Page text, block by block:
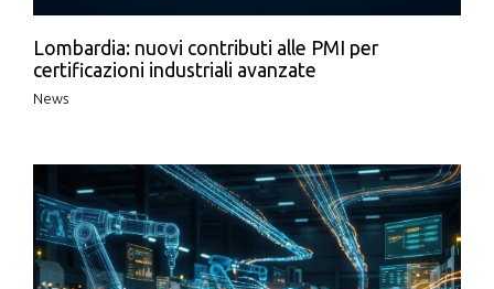
Lombardia: nuovi contributi alle PMI per
certificazioni industriali avanzate
News